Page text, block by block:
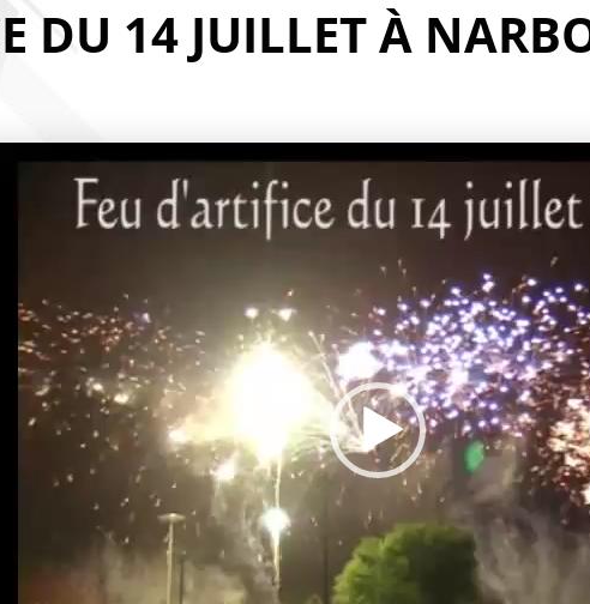
DU 14 JUILLET À